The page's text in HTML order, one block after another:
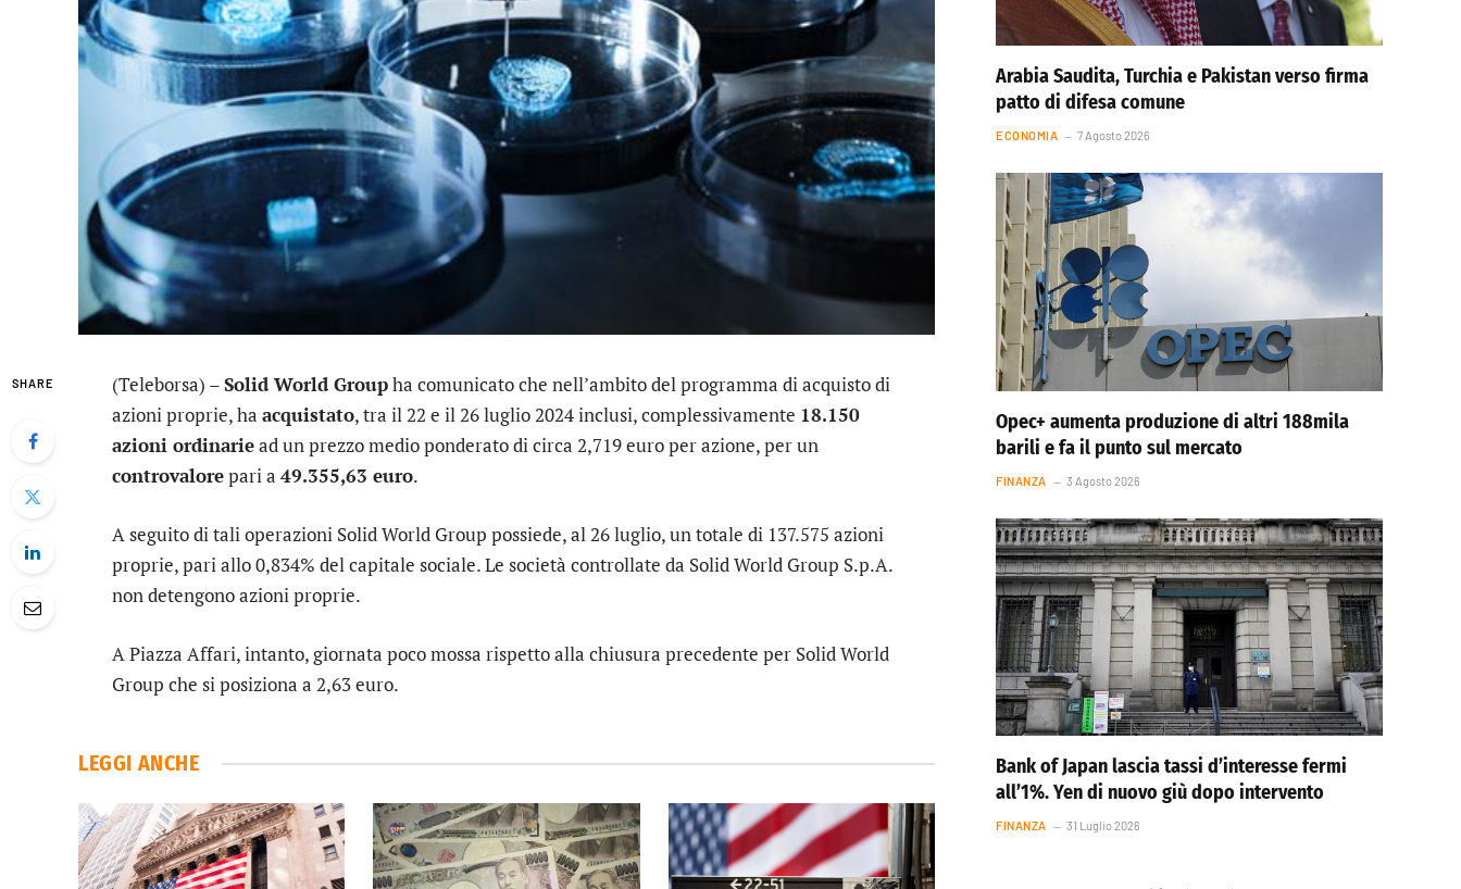
SHARE (Teleborsa) –Solid World Groupha comunicato che nell’ambito del programma di acquisto di
azioni proprie, ha acquistato, tra il 22 e il 26 luglio 2024 inclusi, complessivamente 18.150
azioni ordinariead un prezzo medio ponderato di circa 2,719 euro per azione, per un
controvalorepari a 49.355,63 euro.
A seguito di tali operazioni Solid World Group possiede, al 26 luglio, un totale di 137.575 azioni
proprie, pari allo 0,834% del capitale sociale. Le società controllate da Solid World Group S.p.A.
non detengono azioni proprie.
A Piazza Affari, intanto, giornata poco mossa rispetto alla chiusura precedente per Solid World
Group che si posiziona a 2,63 euro.
LEGGI ANCHE
Arabia Saudita, Turchia e Pakistan verso firma
patto di difesa comune
ECONOMIA 7 Agosto 2026
Opec+ aumenta produzione di altri 188mila
barili e fa il punto sul mercato
FINANZA 3 Agosto 2026
Bank of Japan lascia tassi d’interesse fermi
all’1%. Yen di nuovo giù dopo intervento
FINANZA 31 Luglio 2026